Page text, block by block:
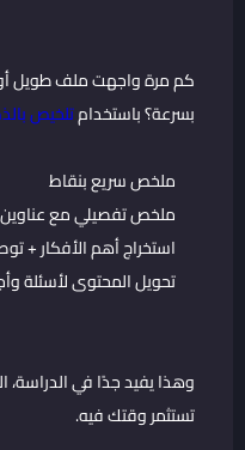
كم مرة واجهت ملف طويل أو
بسرعة؟ باستخدامتلخيص
ملخص سريع بنقاط
ملخص تفصيلي مع عناوين
استخراج أهم الأفكار +
تحويل المحتوى لأسئلة
وهذا يفيد جدًا في الدراسة،
تستثمر وقتك فيه.